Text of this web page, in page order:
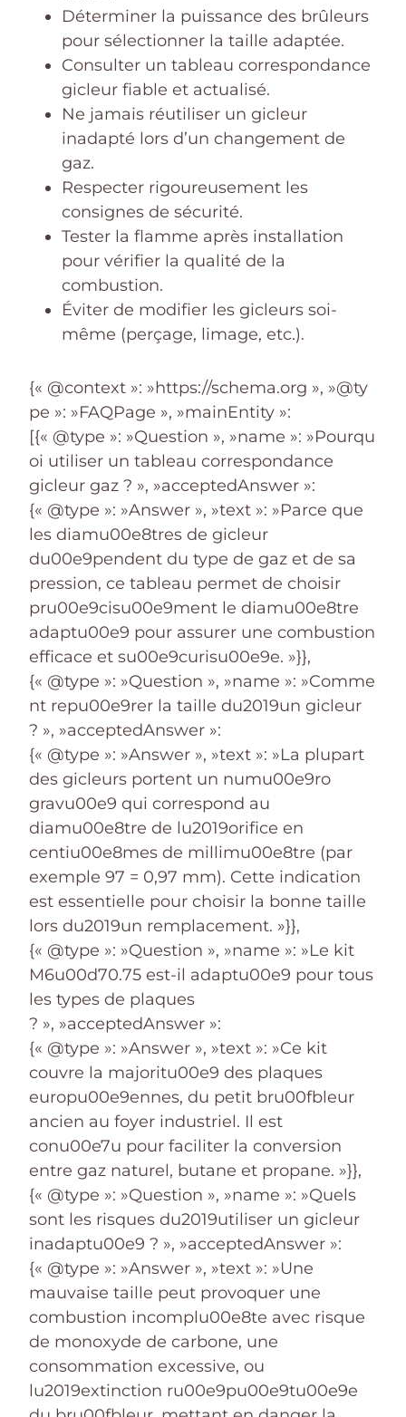
Déterminer la puissance des brûleurs
pour sélectionner la taille adaptée.
Consulter un tableau correspondance
gicleur fiable et actualisé.
Ne jamais réutiliser un gicleur
inadapté lors d’un changement de
gaz.
Respecter rigoureusement les
consignes de sécurité.
Tester la flamme après installation
pour vérifier la qualité de la
combustion.
Éviter de modifier les gicleurs soi-
même (perçage, limage, etc.).
{« @context »: »https://schema.org », »@ty
pe »: »FAQPage », »mainEntity »:
[{« @type »: »Question », »name »: »Pourqu
oi utiliser un tableau correspondance
gicleur gaz ? », »acceptedAnswer »:
{« @type »: »Answer », »text »: »Parce que
les diamu00e8tres de gicleur
du00e9pendent du type de gaz et de sa
pression, ce tableau permet de choisir
pru00e9cisu00e9ment le diamu00e8tre
adaptu00e9 pour assurer une combustion
efficace et su00e9curisu00e9e. »}},
{« @type »: »Question », »name »: »Comme
nt repu00e9rer la taille du2019un gicleur
? », »acceptedAnswer »:
{« @type »: »Answer », »text »: »La plupart
des gicleurs portent un numu00e9ro
gravu00e9 qui correspond au
diamu00e8tre de lu2019orifice en
centiu00e8mes de millimu00e8tre (par
exemple 97 = 0,97 mm). Cette indication
est essentielle pour choisir la bonne taille
lors du2019un remplacement. »}},
{« @type »: »Question », »name »: »Le kit
M6u00d70.75 est-il adaptu00e9 pour tous
les types de plaques
? », »acceptedAnswer »:
{« @type »: »Answer », »text »: »Ce kit
couvre la majoritu00e9 des plaques
europu00e9ennes, du petit bru00fbleur
ancien au foyer industriel. Il est
conu00e7u pour faciliter la conversion
entre gaz naturel, butane et propane. »}},
{« @type »: »Question », »name »: »Quels
sont les risques du2019utiliser un gicleur
inadaptu00e9 ? », »acceptedAnswer »:
{« @type »: »Answer », »text »: »Une
mauvaise taille peut provoquer une
combustion incomplu00e8te avec risque
de monoxyde de carbone, une
consommation excessive, ou
lu2019extinction ru00e9pu00e9tu00e9e